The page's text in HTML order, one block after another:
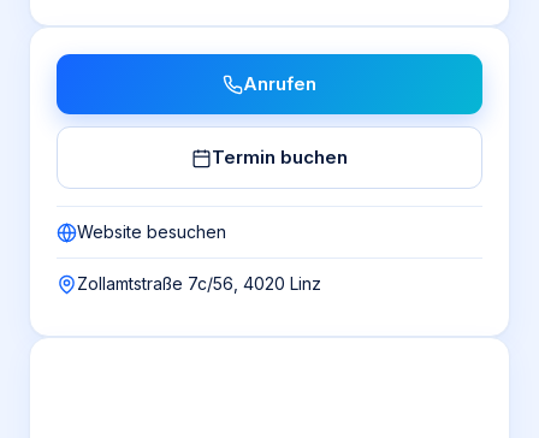
Anrufen
Termin buchen
Website besuchen
Zollamtstraße 7c/56, 4020 Linz